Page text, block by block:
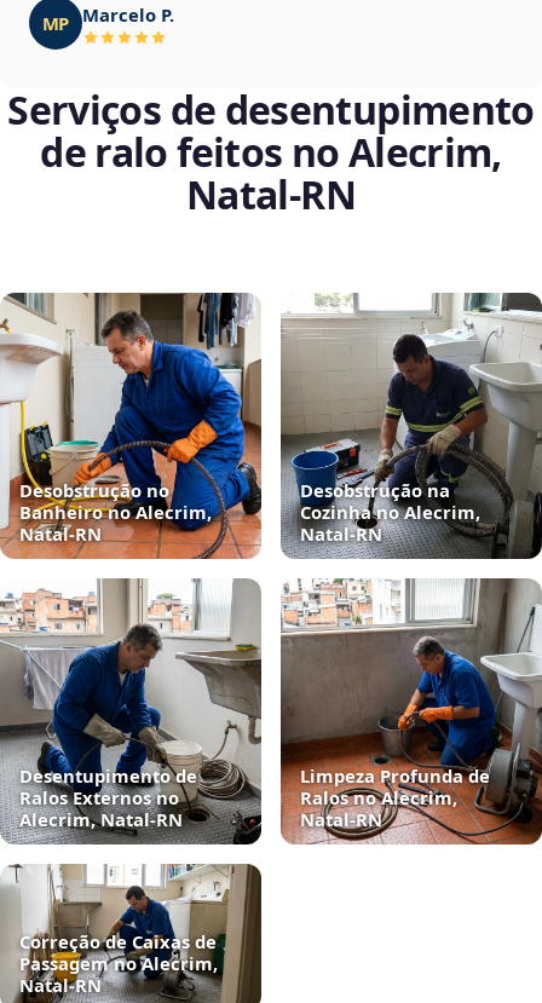
MP Marcelo P.
Serviços de desentupimento
de ralo feitos no Alecrim,
Natal‑RN
Desobstrução no
Banheiro no Alecrim,
Natal‑RN
Desobstrução na
Cozinha no Alecrim,
Natal‑RN
Desentupimento de
Ralos Externos no
Alecrim, Natal‑RN
Limpeza Profunda de
Ralos no Alecrim,
Natal‑RN
Correção de Caixas de
Passagem no Alecrim,
Natal‑RN